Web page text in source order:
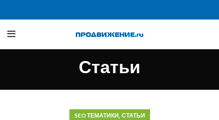
Статьи
SEO ТЕМАТИКИ, СТАТЬИ